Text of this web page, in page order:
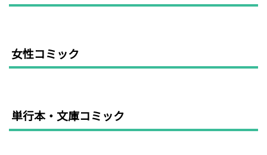
女性コミック
単行本・文庫コミック